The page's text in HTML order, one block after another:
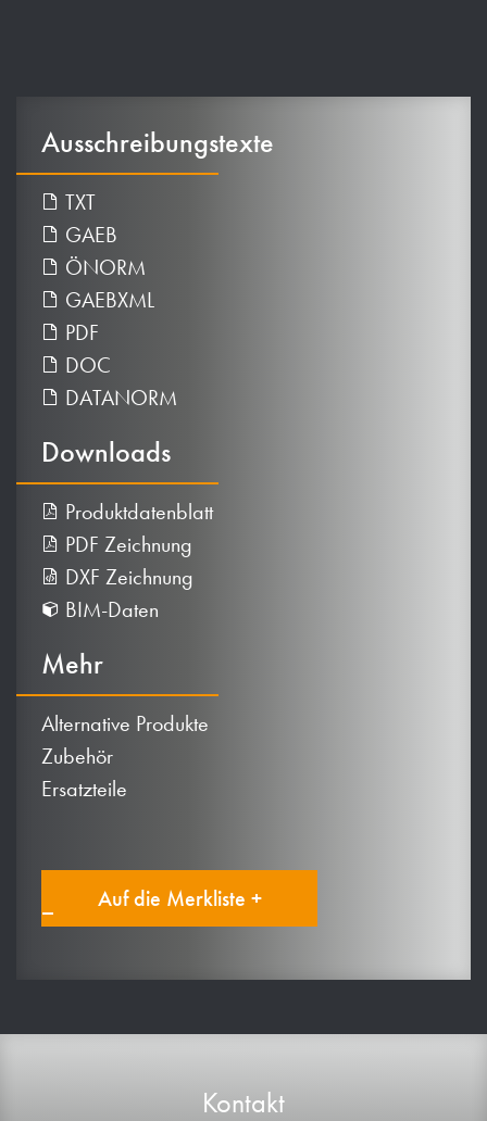
Ausschreibungstexte
TXT
GAEB
ÖNORM
GAEBXML
PDF
DOC
DATANORM
Downloads
Produktdatenblatt
PDF Zeichnung
DXF Zeichnung
BIM-Daten
Mehr
Alternative Produkte
Zubehör
Ersatzteile
Auf die Merkliste +
Kontakt